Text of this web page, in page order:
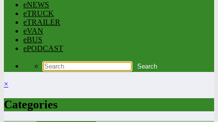
eNEWS
eTRUCK
eTRAILER
eVAN
eBUS
ePODCAST
×
Categories